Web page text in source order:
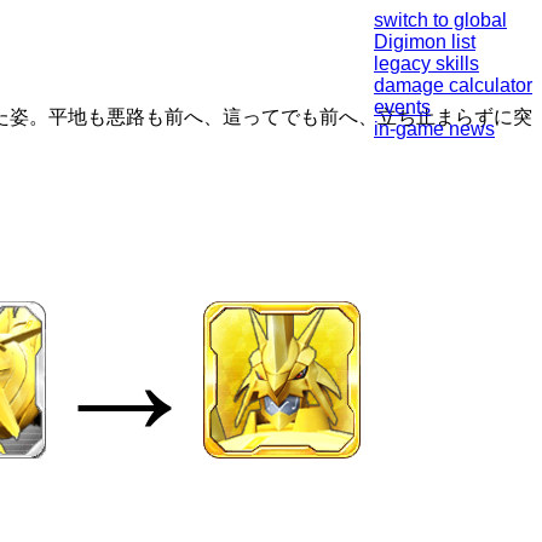
switch to global
Digimon list
legacy skills
damage calculator
events
in-game news
。平地も悪路も前へ、這ってでも前へ、立ち止まらずに突
→